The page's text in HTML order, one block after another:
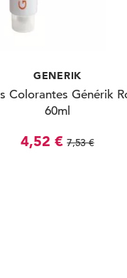
GENERIK
Colorantes Générik
60ml
4,52 € 7,53 €